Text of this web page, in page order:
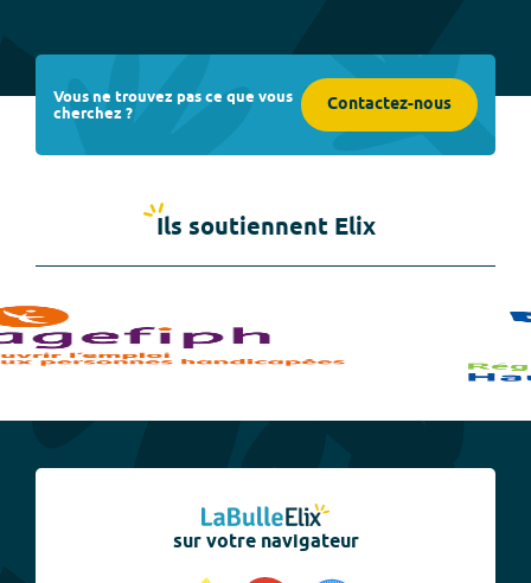
Vous ne trouvez pas ce que vous
cherchez ? Contactez-nous
Ils soutiennent Elix
sur votre navigateur